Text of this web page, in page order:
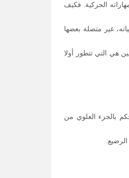
الحركية. فكيف
غير متصلة بعضها
هي التي تتطور أولا
بالجزء العلوي من